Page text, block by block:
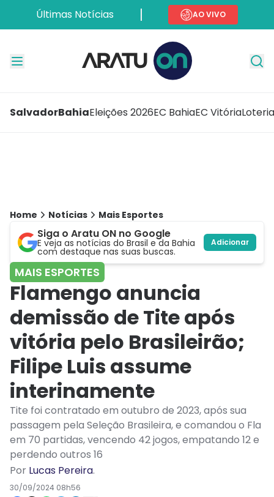
Últimas Notícias AO VIVO
SalvadorBahiaEleições 2026EC BahiaEC Vitória
Home Notícias Mais Esportes
Siga o Aratu ON no Google
E veja as notícias do Brasil e da Bahia
com destaque nas suas buscas.
Adicionar
MAIS ESPORTES
Flamengo anuncia
demissão de Tite após
vitória pelo Brasileirão;
Filipe Luis assume
interinamente
Tite foi contratado em outubro de 2023, após sua
passagem pela Seleção Brasileira, e comandou o Fla
em 70 partidas, vencendo 42 jogos, empatando 12 e
perdendo outros 16
Por Lucas Pereira.
30/09/2024 08h56